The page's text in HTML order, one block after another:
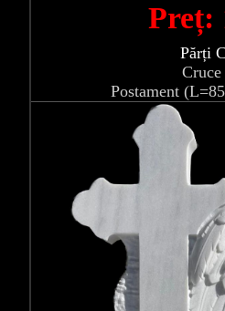
Preț:
Părți
Postament